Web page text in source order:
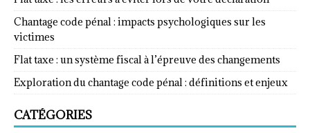
Chantage code pénal : impacts psychologiques sur les
victimes
Flat taxe : un système fiscal à l’épreuve des changements
Exploration du chantage code pénal : définitions et enjeux
CATÉGORIES